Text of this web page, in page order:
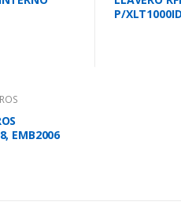
P/
EMB2006